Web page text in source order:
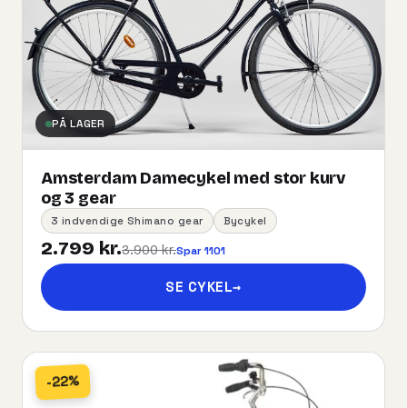
PÅ LAGER
Amsterdam Damecykel med stor kurv
og 3 gear
3 indvendige Shimano gear Bycykel
2.799 kr.3.900 kr.Spar 1101
SE CYKEL→
-22%